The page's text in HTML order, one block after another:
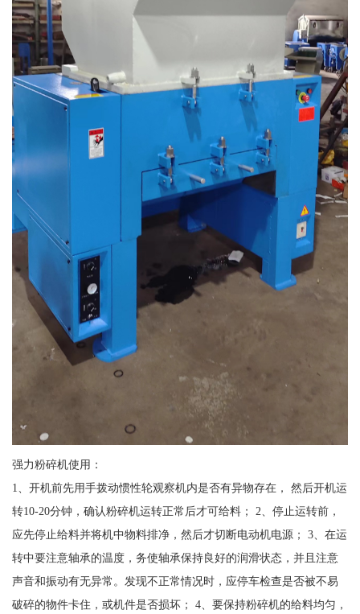
强力粉碎机使用：
1、开机前先用手拨动惯性轮观察机内是否有异物存在， 然后开机运
转10-20分钟，确认粉碎机运转正常后才可给料； 2、停止运转前，
应先停止给料并将机中物料排净，然后才切断电动机电源； 3、在运
转中要注意轴承的温度，务使轴承保持良好的润滑状态，并且注意
声音和振动有无异常。发现不正常情况时，应停车检查是否被不易
破碎的物件卡住，或机件是否损坏； 4、要保持粉碎机的给料均匀，